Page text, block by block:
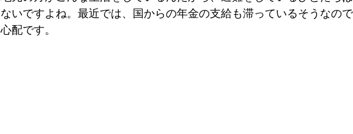
ないですよね。最近では、国からの年金の支給も滞っているそうなの
心配です。